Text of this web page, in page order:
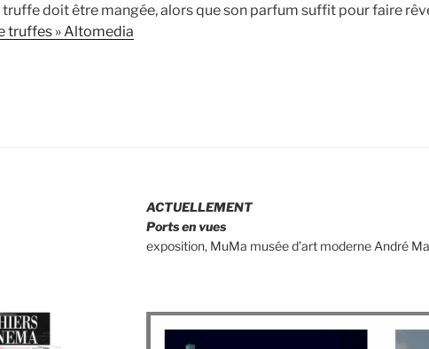
truffe doit être mangée, alors que son parfum suffit pour faire
truffes » Altomedia
ACTUELLEMENT
Ports en vues
exposition, MuMa musée d’art moderne André